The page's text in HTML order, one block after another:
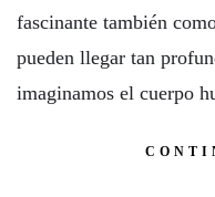
fascinante también
pueden llegar tan
imaginamos el cuerpo